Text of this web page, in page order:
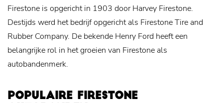
Firestone is opgericht in 1903 door Harvey Firestone.
Destijds werd het bedrijf opgericht als Firestone Tire and
Rubber Company. De bekende Henry Ford heeft een
belangrijke rol in het groeien van Firestone als
autobandenmerk.
POPULAIRE FIRESTONE